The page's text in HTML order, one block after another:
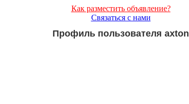
Как разместить объявление?
Связаться с нами
Профиль пользователя axton